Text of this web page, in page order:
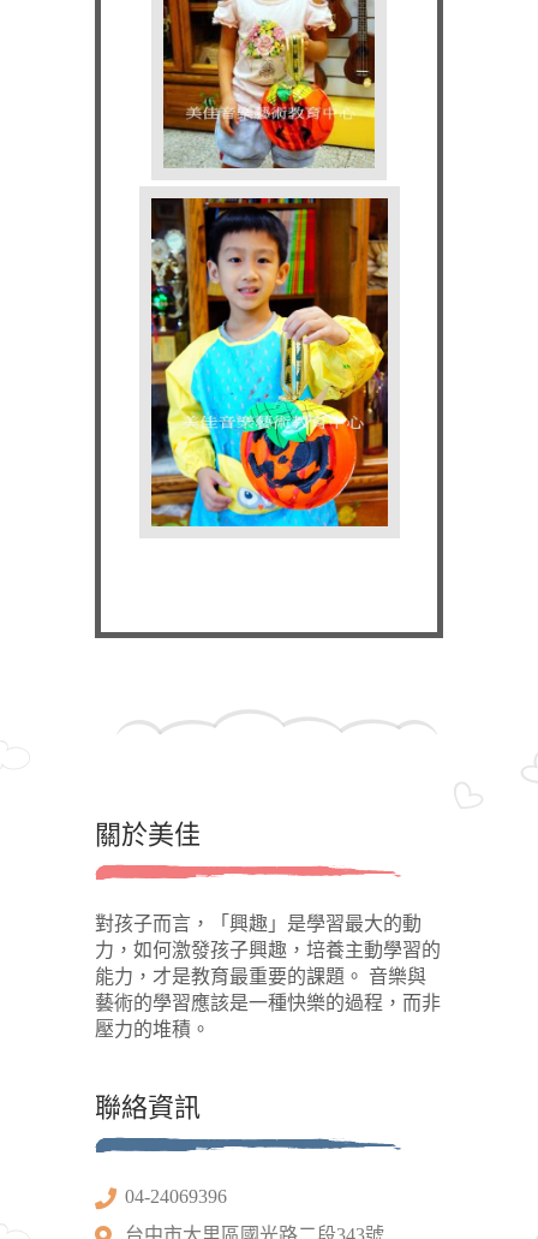
關於美佳
對孩子而言，「興趣」是學習最大的動
力，如何激發孩子興趣，培養主動學習的
能力，才是教育最重要的課題。 音樂與
藝術的學習應該是一種快樂的過程，而非
壓力的堆積。
聯絡資訊
04-24069396
台中市大里區國光路二段343號